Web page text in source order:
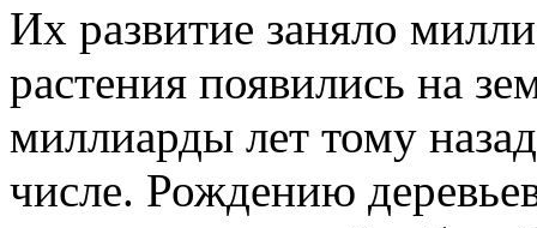
Их развитие заняло
растения появились на
миллиарды лет тому
числе. Рождению